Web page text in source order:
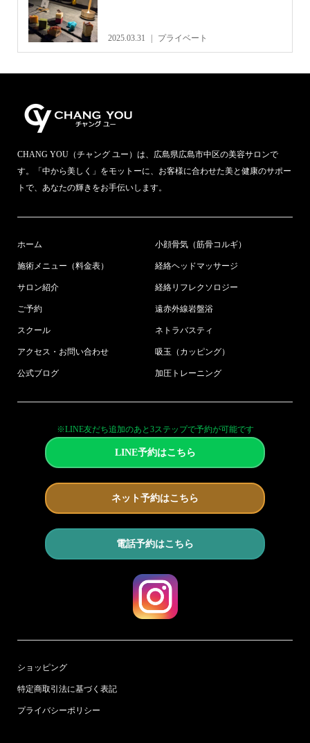
2025.03.31 プライベート
CHANG YOU（チャング ユー）は、広島県広島市中区の美容サロンで
す。「中から美しく」をモットーに、お客様に合わせた美と健康のサポー
トで、あなたの輝きをお手伝いします。
ホーム
施術メニュー（料金表）
サロン紹介
ご予約
スクール
アクセス・お問い合わせ
公式ブログ
小顔骨気（筋骨コルギ）
経絡ヘッドマッサージ
経絡リフレクソロジー
遠赤外線岩盤浴
ネトラバスティ
吸玉（カッピング）
加圧トレーニング
※LINE友だち追加のあと3ステップで予約が可能です
LINE予約はこちら
ネット予約はこちら
電話予約はこちら
ショッピング
特定商取引法に基づく表記
プライバシーポリシー